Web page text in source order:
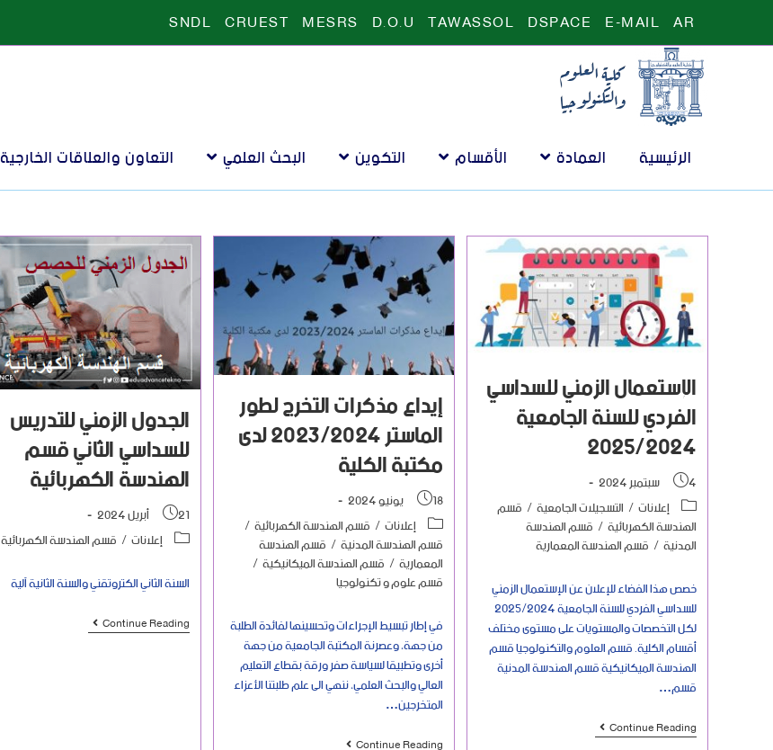
AR
E-MAIL
DSPACE
TAWASSOL
D.O.U
MESRS
CRUEST
SNDL
الرئيسية العمادة الأقسام التكوين البحث العلمي التعاون والعلاقات الخارجية
الإستعمال الزمني للسداسي
الفردي للسنة الجامعية
2025/2024
4 سبتمبر 2024
إعلانات/ التسجيلات الجامعية/ قسم
الهندسة الكهربائية/ قسم الهندسة
المدنية/ قسم الهندسة المعمارية
خصص هذا الفضاء للإعلان عن الإستعمال الزمني
للسداسي الفردي للسنة الجامعية 2025/2024
لكل التخصصات والمستويات على مستوى مختلف
أقسام الكلية. قسم العلوم والتكنولوجيا قسم
الهندسة الميكانيكية قسم الهندسة المدنية
قسم…
Continue Reading
إيداع مذكرات التخرج لطور
الماستر 2023/2024 لدى
مكتبة الكلية
18 يونيو 2024
إعلانات/ قسم الهندسة الكهربائية/
قسم الهندسة المدنية/ قسم الهندسة
المعمارية/ قسم الهندسة الميكانيكية/
قسم علوم و تكنولوجيا
في إطار تبسيط الإجراءات وتحسينها لفائدة الطلبة
من جهة، وعصرنة المكتبة الجامعية من جهة
أخرى وتطبيقا لسياسة صفر ورقة بقطاع التعليم
العالي والبحث العلمي، ننهي الى علم طلبتنا الأعزاء
المتخرجين…
الجدول الزمني للتدريس
للسداسي الثاني قسم
الهندسة الكهربائية
21 أبريل 2024
إعلانات/ قسم الهندسة الكهربائية
السنة الثاني الكتروتقني والسنة الثانية آلية
Continue Reading